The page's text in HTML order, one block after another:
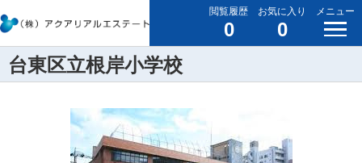
閲覧履歴
0
お気に入り
0
メニュー
台東区立根岸小学校